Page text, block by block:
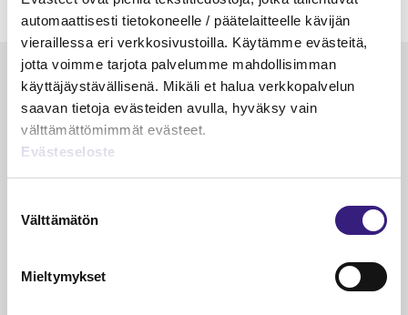
automaattisesti tietokoneelle / päätelaitteelle kävijän
vieraillessa eri verkkosivustoilla. Käytämme evästeitä,
jotta voimme tarjota palvelumme mahdollisimman
käyttäjäystävällisenä. Mikäli et halua verkkopalvelun
saavan tietoja evästeiden avulla, hyväksy vain
välttämättömimmät evästeet.
Evästeseloste
valinta
Välttämätön
Mieltymykset
Luetuimmat
VEROTUS
Kulu­veloitukset arvon­lisä­
verotuksessa – omien kulujen
veloitus ja läpi­laskutus
14.5.2021